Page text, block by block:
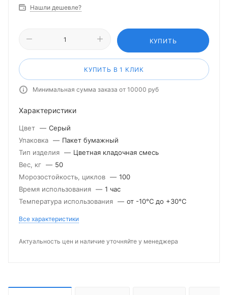
Нашли дешевле?
КУПИТЬ
КУПИТЬ В 1 КЛИК
Минимальная сумма заказа от 10000 руб
Характеристики
Цвет — Серый
Упаковка — Пакет бумажный
Тип изделия — Цветная кладочная смесь
Вес, кг — 50
Морозостойкость, циклов — 100
Время использования — 1 час
Температура использования — от -10°С до +30°С
Все характеристики
Актуальность цен и наличие уточняйте у менеджера